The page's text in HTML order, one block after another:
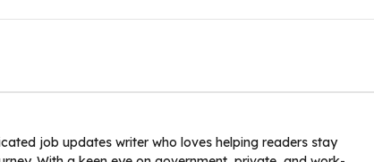
job updates writer who loves helping readers stay